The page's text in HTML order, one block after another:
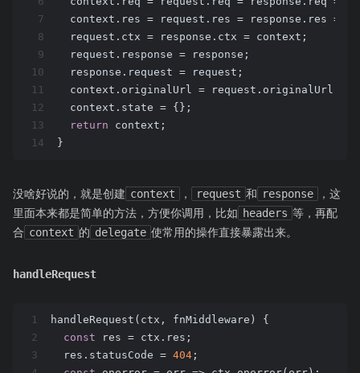
7
8
9
10
11
12
13
14
context.res = request.res = response.res =
  request.ctx = response.ctx = context;
  request.response = response;
  response.request = request;
context.originalUrl = request.originalUrl =
  context.state = {};
return context;
}
没啥好说的，就是创建 context ， request 和 response
，这
里面本来都是简单的方法，方便你调用，比如 headers 等，再配
合 context 的 delegate 使常用的操作直接暴露出来。
handleRequest
1
2
3
handleRequest(ctx, fnMiddleware) {
const res = ctx.res;
  res.statusCode =
404 ;